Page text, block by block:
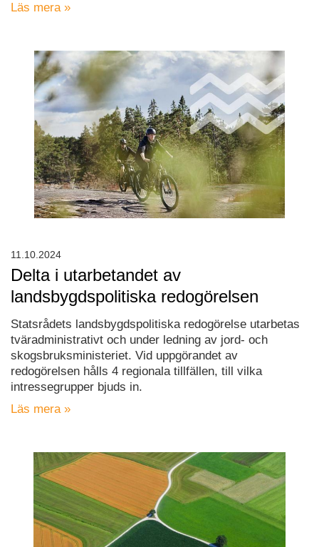
Läs mera »
Delta i utarbetandet av
landsbygdspolitiska redogörelsen
Statsrådets landsbygdspolitiska redogörelse utarbetas
tväradministrativt och under ledning av jord- och
skogsbruksministeriet. Vid uppgörandet av
redogörelsen hålls 4 regionala tillfällen, till vilka
intressegrupper bjuds in.
Läs mera »
11.10.2024